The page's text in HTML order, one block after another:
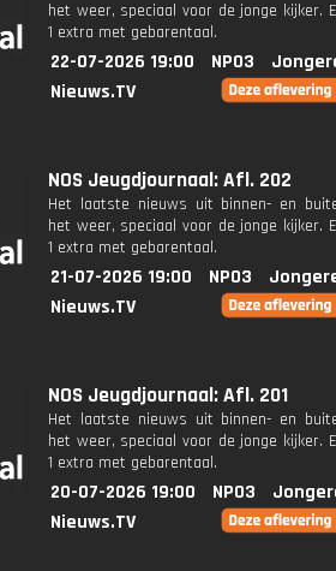
het weer, speciaal voor de jonge kijker.
1 extra met gebarentaal.
22-07-2026 19:00 NPO3
Nieuws.TV
NOS Jeugdjournaal: Afl. 202
Het laatste nieuws uit binnen- en
het weer, speciaal voor de jonge kijker.
1 extra met gebarentaal.
21-07-2026 19:00 NPO3
Nieuws.TV
NOS Jeugdjournaal: Afl. 201
Het laatste nieuws uit binnen- en
het weer, speciaal voor de jonge kijker.
1 extra met gebarentaal.
20-07-2026 19:00 NPO3
Nieuws.TV